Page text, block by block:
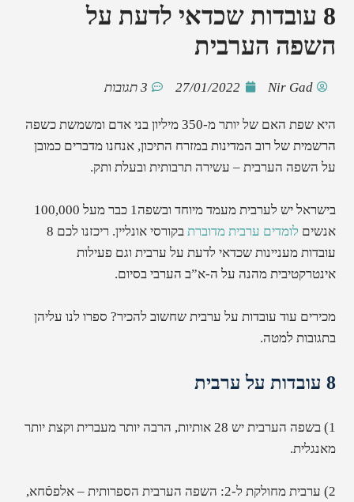
8 עובדות שכדאי לדעת על
השפה הערבית
Nir Gad
27/01/2022 3 תגובות
היא שפת האם של יותר מ-350 מיליון בני אדם ומשמשת כשפה
הרשמית של רוב המדינות במזרח התיכון, אנחנו מדברים כמובן
על השפה הערבית – עשירה תרבותית ובעלת ותק.
בישראל יש לערבית מעמד מיוחד ובשפה1 כבר מעל 100,000
אנשיםלומדים ערבית מדוברת
בקורסי אונליין. ריכזנו לכם 8
עובדות מעניינות שכדאי לדעת על ערבית וגם פעילות
אינטרקטיבית מהנה על ה-א”ב הערבי בסיום.
מכירים עוד עובדות על ערבית שחשוב להכיר? ספרו לנו עליהן
בתגובות למטה.
8 עובדות על ערבית
1) בשפה הערבית יש 28 אותיות, הרבה יותר מעברית וקצת יותר
מאנגלית.
2) ערבית מחולקת ל-2: השפה הערבית הספרותית – אלפסֿחא,